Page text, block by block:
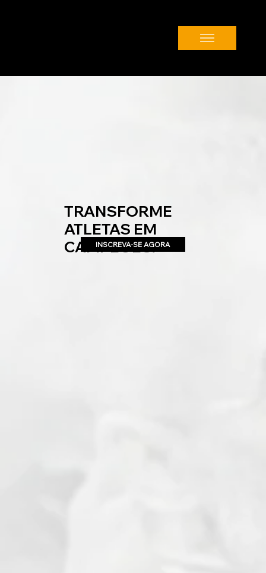
TRANSFORME
ATLETAS EM
CAMPEÕES!
INSCREVA-SE AGORA